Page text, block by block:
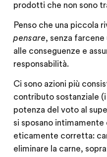
prodotti che non sono
Penso che una piccola
pensare, senza farcene
alle conseguenze e
responsabilità.
Ci sono azioni più
contributo sostanziale
potenza del voto al
si sposano intimamente
eticamente corretta:
eliminare la carne,